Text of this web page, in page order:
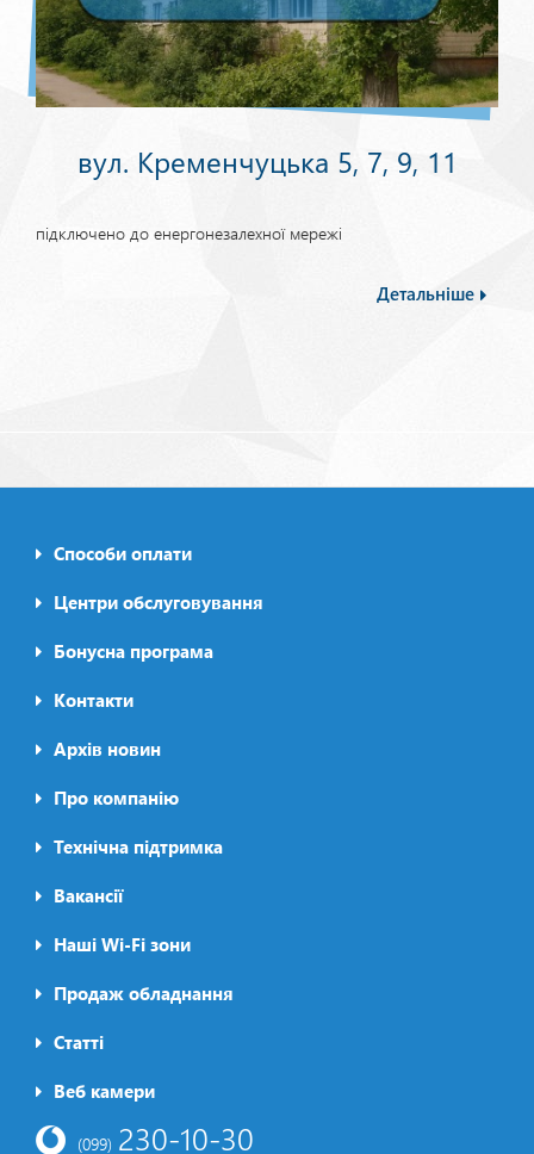
вул. Кременчуцька 5, 7, 9, 11
підключено до енергонезалехної мережі
Детальніше
Footer0
menu
Способи оплати
Центри обслуговування
Бонусна програма
Контакти
Архів новин
Футер2
Про компанію
Технічна підтримка
Вакансії
Наші Wi-Fi зони
Продаж обладнання
Футер3
Статті
Веб камери
(099) 230-10-30